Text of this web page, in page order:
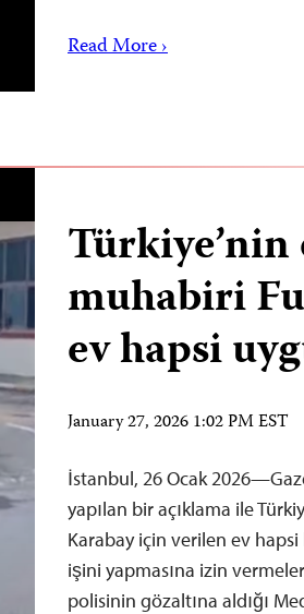
Read More ›
muhabiri
ev hapsi
January 27, 2026 1:02 PM EST
İstanbul, 26 Ocak
yapılan bir açıklama ile
Karabay için verilen ev
işini yapmasına izin
polisinin gözaltına aldığı